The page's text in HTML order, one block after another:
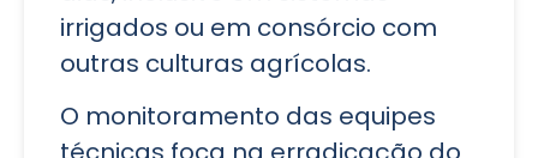
irrigados ou em consórcio com
outras culturas agrícolas.
O monitoramento das equipes